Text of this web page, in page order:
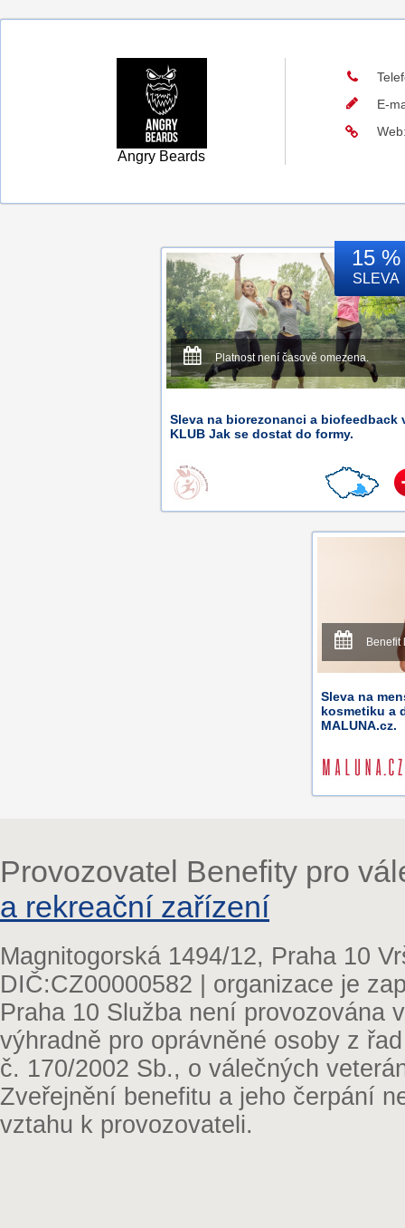
Angry Beards
E-
15 %
SLEVA
Platnost není časově omezena.
Sleva na biorezonanci a biofeedback
KLUB Jak se dostat do formy.
Sleva na
kosmetiku a
MALUNA.cz.
Provozovatel Benefity pro
a rekreační zařízení
Magnitogorská 1494/12, Praha 10
DIČ:CZ00000582 | organizace je
Praha 10 Služba není provozována
výhradně pro oprávněné osoby z
č. 170/2002 Sb., o válečných
Zveřejnění benefitu a jeho čerpání
vztahu k provozovateli.